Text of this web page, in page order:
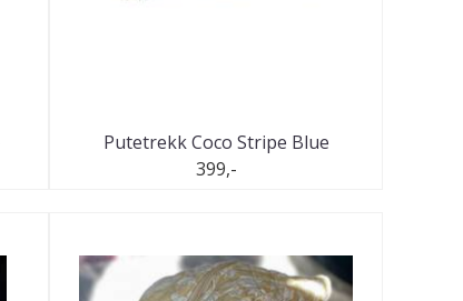
Putetrekk Coco Stripe Blue
399,-